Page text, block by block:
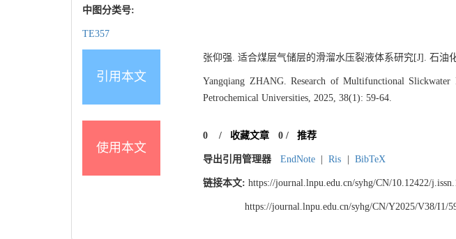
中图分类号:
TE357
引用本文
张仰强. 适合煤层气储层的滑溜水压裂液体系研究[J]. 石油
Yangqiang ZHANG. Research of Multifunctional
Petrochemical Universities, 2025, 38(1): 59-64.
使用本文
0 / 收藏文章 0/ 推荐
导出引用管理器 EndNote | Ris | BibTeX
链接本文: https://journal.lnpu.edu.cn/syhg/CN/10.12422/
https://journal.lnpu.edu.cn/syhg/CN/Y2025/V38/I1/